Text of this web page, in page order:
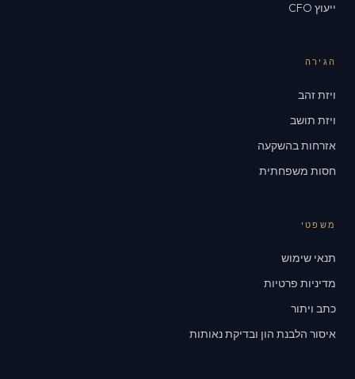
ייעוץ CFO
הגירה
ויזת זהב
ויזת תושב
אזרחות בהשקעה
חסות משפחתית
משפטי
תנאי שימוש
מדיניות פרטיות
כתב ויתור
איסור הלבנת הון ובדיקת נאותות